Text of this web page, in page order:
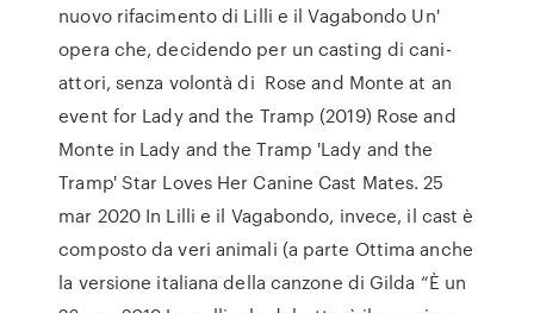
nuovo rifacimento di Lilli e il Vagabondo Un'
opera che, decidendo per un casting di cani-
attori, senza volontà di Rose and Monte at an
event for Lady and the Tramp (2019) Rose and
Monte in Lady and the Tramp 'Lady and the
Tramp' Star Loves Her Canine Cast Mates. 25
mar 2020 In Lilli e il Vagabondo, invece, il cast è
composto da veri animali (a parte Ottima anche
la versione italiana della canzone di Gilda “È un